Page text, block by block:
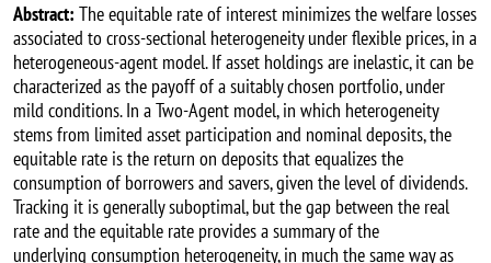
Abstract: The equitable rate of interest minimizes the welfare losses
associated to cross-sectional heterogeneity under flexible prices, in a
heterogeneous-agent model. If asset holdings are inelastic, it can be
characterized as the payoff of a suitably chosen portfolio, under
mild conditions. In a Two-Agent model, in which heterogeneity
stems from limited asset participation and nominal deposits, the
equitable rate is the return on deposits that equalizes the
consumption of borrowers and savers, given the level of dividends.
Tracking it is generally suboptimal, but the gap between the real
rate and the equitable rate provides a summary of the
underlying consumption heterogeneity, in much the same way as